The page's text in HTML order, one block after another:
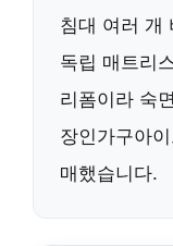
침대 여러 개
독립 매트리
리폼이라 숙
장인가구아이
매했습니다.